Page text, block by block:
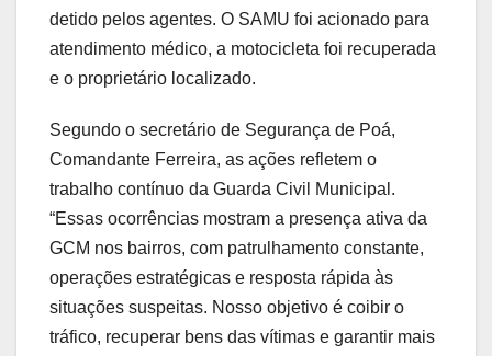
detido pelos agentes. O SAMU foi acionado para
atendimento médico, a motocicleta foi recuperada
e o proprietário localizado.
Segundo o secretário de Segurança de Poá,
Comandante Ferreira, as ações refletem o
trabalho contínuo da Guarda Civil Municipal.
“Essas ocorrências mostram a presença ativa da
GCM nos bairros, com patrulhamento constante,
operações estratégicas e resposta rápida às
situações suspeitas. Nosso objetivo é coibir o
tráfico, recuperar bens das vítimas e garantir mais